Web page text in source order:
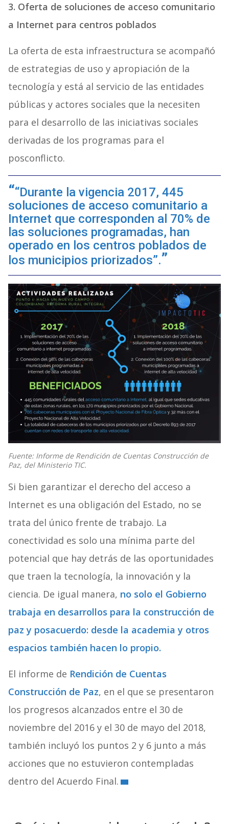
3. Oferta de soluciones de acceso comunitario
a Internet para centros poblados
La oferta de esta infraestructura se acompañó
de estrategias de uso y apropiación de la
tecnología y está al servicio de las entidades
públicas y actores sociales que la necesiten
para el desarrollo de las iniciativas sociales
derivadas de los programas para el
posconflicto.
“Durante la vigencia 2017, 445
soluciones de acceso comunitario a
Internet que corresponden al 70% de
las soluciones programadas, han
operado en los centros poblados de
los municipios priorizados”.
Fuente: Informe de Rendición de Cuentas Construcción de
Paz, del Ministerio TIC.
Si bien garantizar el derecho del acceso a
Internet es una obligación del Estado, no se
trata del único frente de trabajo. La
conectividad es solo una mínima parte del
potencial que hay detrás de las oportunidades
que traen la tecnología, la innovación y la
ciencia. De igual manera, no solo el Gobierno
trabaja en desarrollos para la construcción de
paz y posacuerdo: desde la academia y otros
espacios también hacen lo propio.
El informe de Rendición de Cuentas
Construcción de Paz, en el que se presentaron
los progresos alcanzados entre el 30 de
noviembre del 2016 y el 30 de mayo del 2018,
también incluyó los puntos 2 y 6 junto a más
acciones que no estuvieron contempladas
dentro del Acuerdo Final.